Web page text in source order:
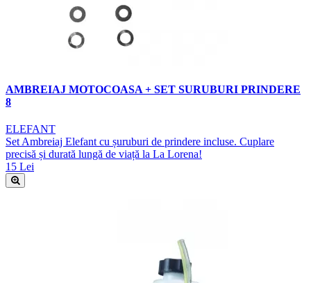
AMBREIAJ MOTOCOASA + SET SURUBURI PRINDERE
8
ELEFANT
Set Ambreiaj Elefant cu șuruburi de prindere incluse. Cuplare
precisă și durată lungă de viață la La Lorena!
15 Lei